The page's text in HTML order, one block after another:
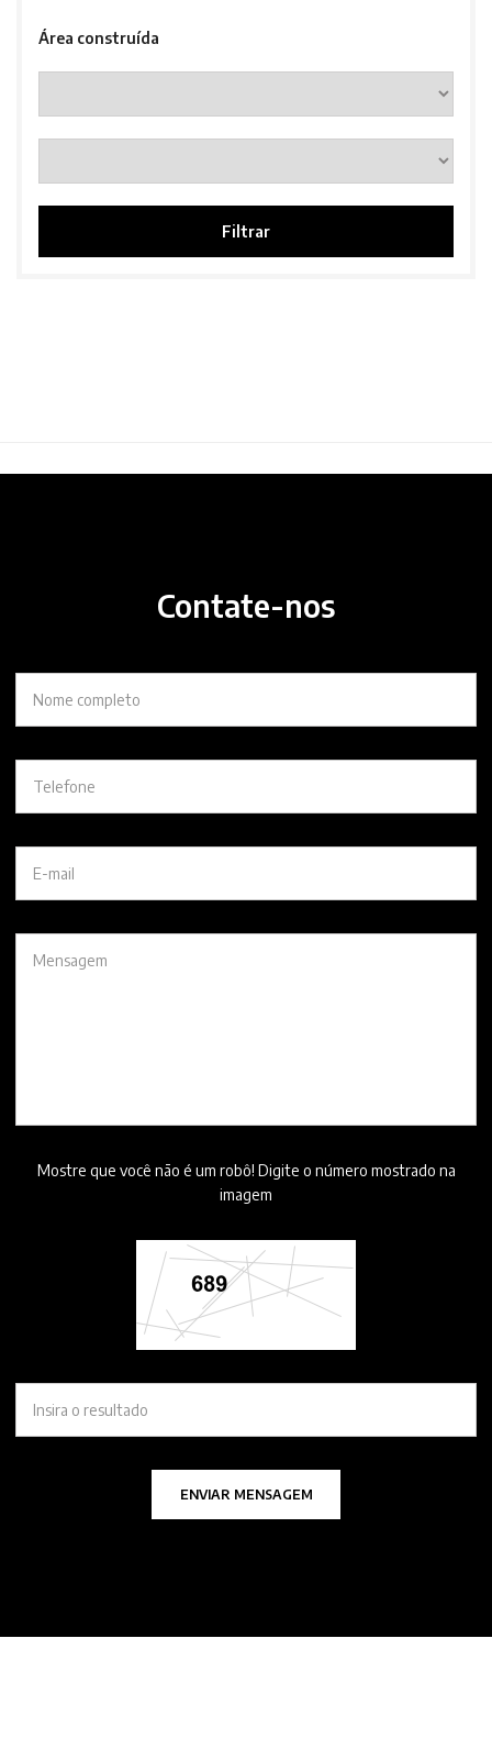
Área construída
Filtrar
Contate-nos
Mostre que você não é um robô! Digite o número mostrado na
imagem
ENVIAR MENSAGEM